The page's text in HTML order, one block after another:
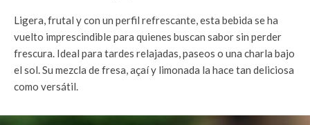
Ligera, frutal y con un perfil refrescante, esta bebida se ha
vuelto imprescindible para quienes buscan sabor sin perder
frescura. Ideal para tardes relajadas, paseos o una charla bajo
el sol. Su mezcla de fresa, açaí y limonada la hace tan deliciosa
como versátil.